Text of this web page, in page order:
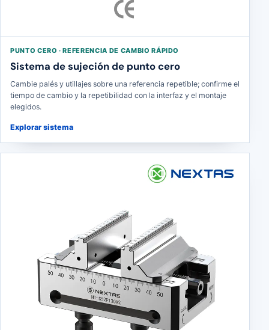
PUNTO CERO · REFERENCIA DE CAMBIO RÁPIDO
Sistema de sujeción de punto cero
Cambie palés y utillajes sobre una referencia repetible; confirme el
tiempo de cambio y la repetibilidad con la interfaz y el montaje
elegidos.
Explorar sistema